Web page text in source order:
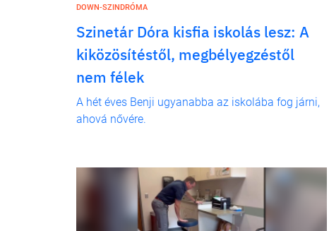
DOWN-SZINDRÓMA
Szinetár Dóra kisfia iskolás lesz: A
kiközösítéstől, megbélyegzéstől
nem félek
A hét éves Benji ugyanabba az iskolába fog járni,
ahová nővére.